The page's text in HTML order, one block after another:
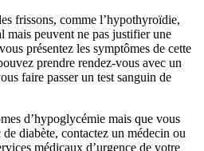
frissons, comme l’hypothyroïdie,
mais peuvent ne pas justifier une
présentez les symptômes de cette
prendre rendez-vous avec un
faire passer un test sanguin de
d’hypoglycémie mais que vous
diabète, contactez un médecin ou
médicaux d’urgence de votre